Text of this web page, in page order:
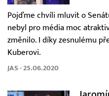
Pojďme chvíli mluvit o
nebyl pro média moc
změnilo. I díky zesnulému
Kuberovi.
JAS - 25.06.2020